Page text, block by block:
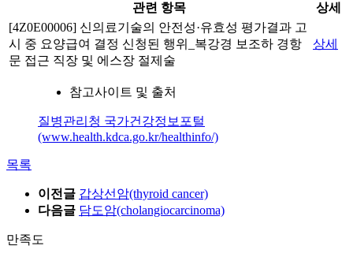
관련 항목
상세
[4Z0E00006] 신의료기술의 안전성·유효성 평가결과 고
시 중 요양급여 결정 신청된 행위_복강경 보조하 경항
문 접근 직장 및 에스장 절제술
상세
참고사이트 및 출처
질병관리청 국가건강정보포털
(www.health.kdca.go.kr/healthinfo/)
목록
이전글 갑상선암(thyroid cancer)
다음글 담도암(cholangiocarcinoma)
만족도